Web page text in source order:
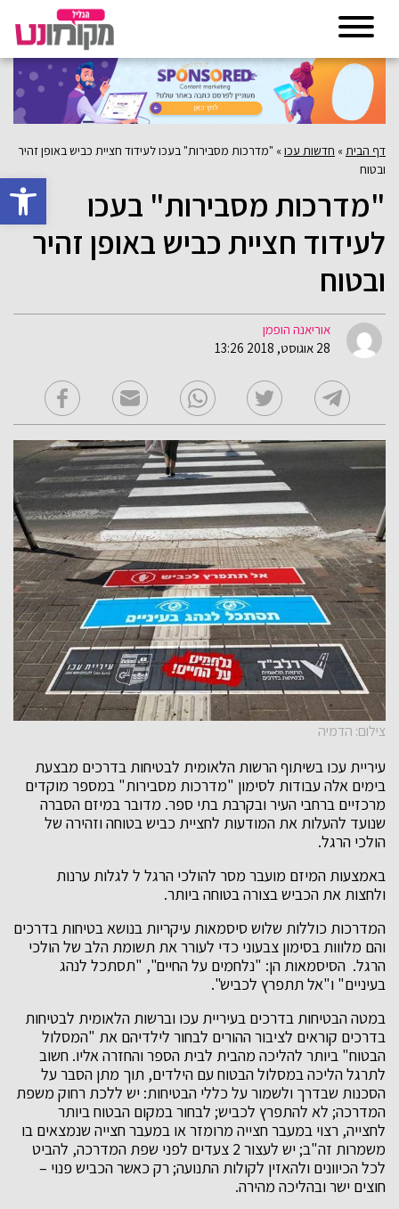
פתח
דף הבית » חדשות עכו» "מדרכות מסבירות" בעכו לעידוד חציית כביש באופן זהיר
ובטוח
"מדרכות מסבירות" בעכו
לעידוד חציית כביש באופן זהיר
ובטוח
אוריאנה הופמן
28 אוגוסט, 2018 13:26
צילום: הדמיה
עיריית עכו בשיתוף הרשות הלאומית לבטיחות בדרכים מבצעת
בימים אלה עבודות לסימון "מדרכות מסבירות" במספר מוקדים
מרכזיים ברחבי העיר ובקרבת בתי ספר. מדובר במיזם הסברה
שנועד להעלות את המודעות לחציית כביש בטוחה וזהירה של
הולכי הרגל.
באמצעות המיזם מועבר מסר להולכי הרגל ל לגלות ערנות
ולחצות את הכביש בצורה בטוחה ביותר.
המדרכות כוללות שלוש סיסמאות עיקריות בנושא בטיחות בדרכים
והם מלווות בסימון צבעוני כדי לעורר את תשומת הלב של הולכי
הרגל. הסיסמאות הן: "נלחמים על החיים", "תסתכל לנהג
בעיניים" ו"אל תתפרץ לכביש".
במטה הבטיחות בדרכים בעיריית עכו וברשות הלאומית לבטיחות
בדרכים קוראים לציבור ההורים לבחור לילדיהם את "המסלול
הבטוח" ביותר להליכה מהבית לבית הספר והחזרה אליו. חשוב
לתרגל הליכה במסלול הבטוח עם הילדים, תוך מתן הסבר על
הסכנות שבדרך ולשמור על כללי הבטיחות: יש ללכת רחוק משפת
המדרכה; לא להתפרץ לכביש; לבחור במקום הבטוח ביותר
לחצייה, רצוי במעבר חצייה מרומזר או במעבר חצייה שנמצאים בו
משמרות זה"ב; יש לעצור 2 צעדים לפני שפת המדרכה, להביט
לכל הכיוונים ולהאזין לקולות התנועה; רק כאשר הכביש פנוי –
חוצים ישר ובהליכה מהירה.